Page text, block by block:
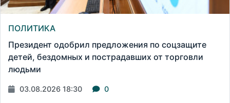
ПОЛИТИКА
Президент одобрил предложения по соцзащите
детей, бездомных и пострадавших от торговли
людьми
03.08.2026 18:30 0